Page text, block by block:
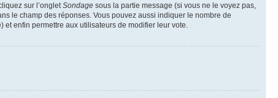
sur l’onglet Sondage sous la partie message (si vous ne le voyez pas,
le champ des réponses. Vous pouvez aussi indiquer le nombre de
et enfin permettre aux utilisateurs de modifier leur vote.